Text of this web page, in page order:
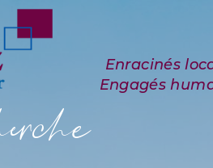
ece